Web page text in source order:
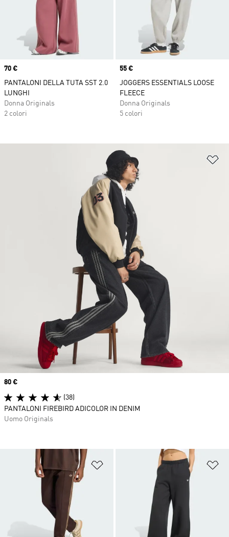
Price
70 €
PANTALONI DELLA TUTA SST 2.0
LUNGHI
Donna Originals
2 colori
Price
55 €
JOGGERS ESSENTIALS LOOSE
FLEECE
Donna Originals
5 colori
Aggiungi alla lista dei desideri
Price
80 €
(38)
PANTALONI FIREBIRD ADICOLOR IN DENIM
Uomo Originals